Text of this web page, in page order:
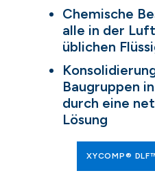
Chemische
alle in der
üblichen
Baugruppen
durch eine
Lösung
XYCOMP®